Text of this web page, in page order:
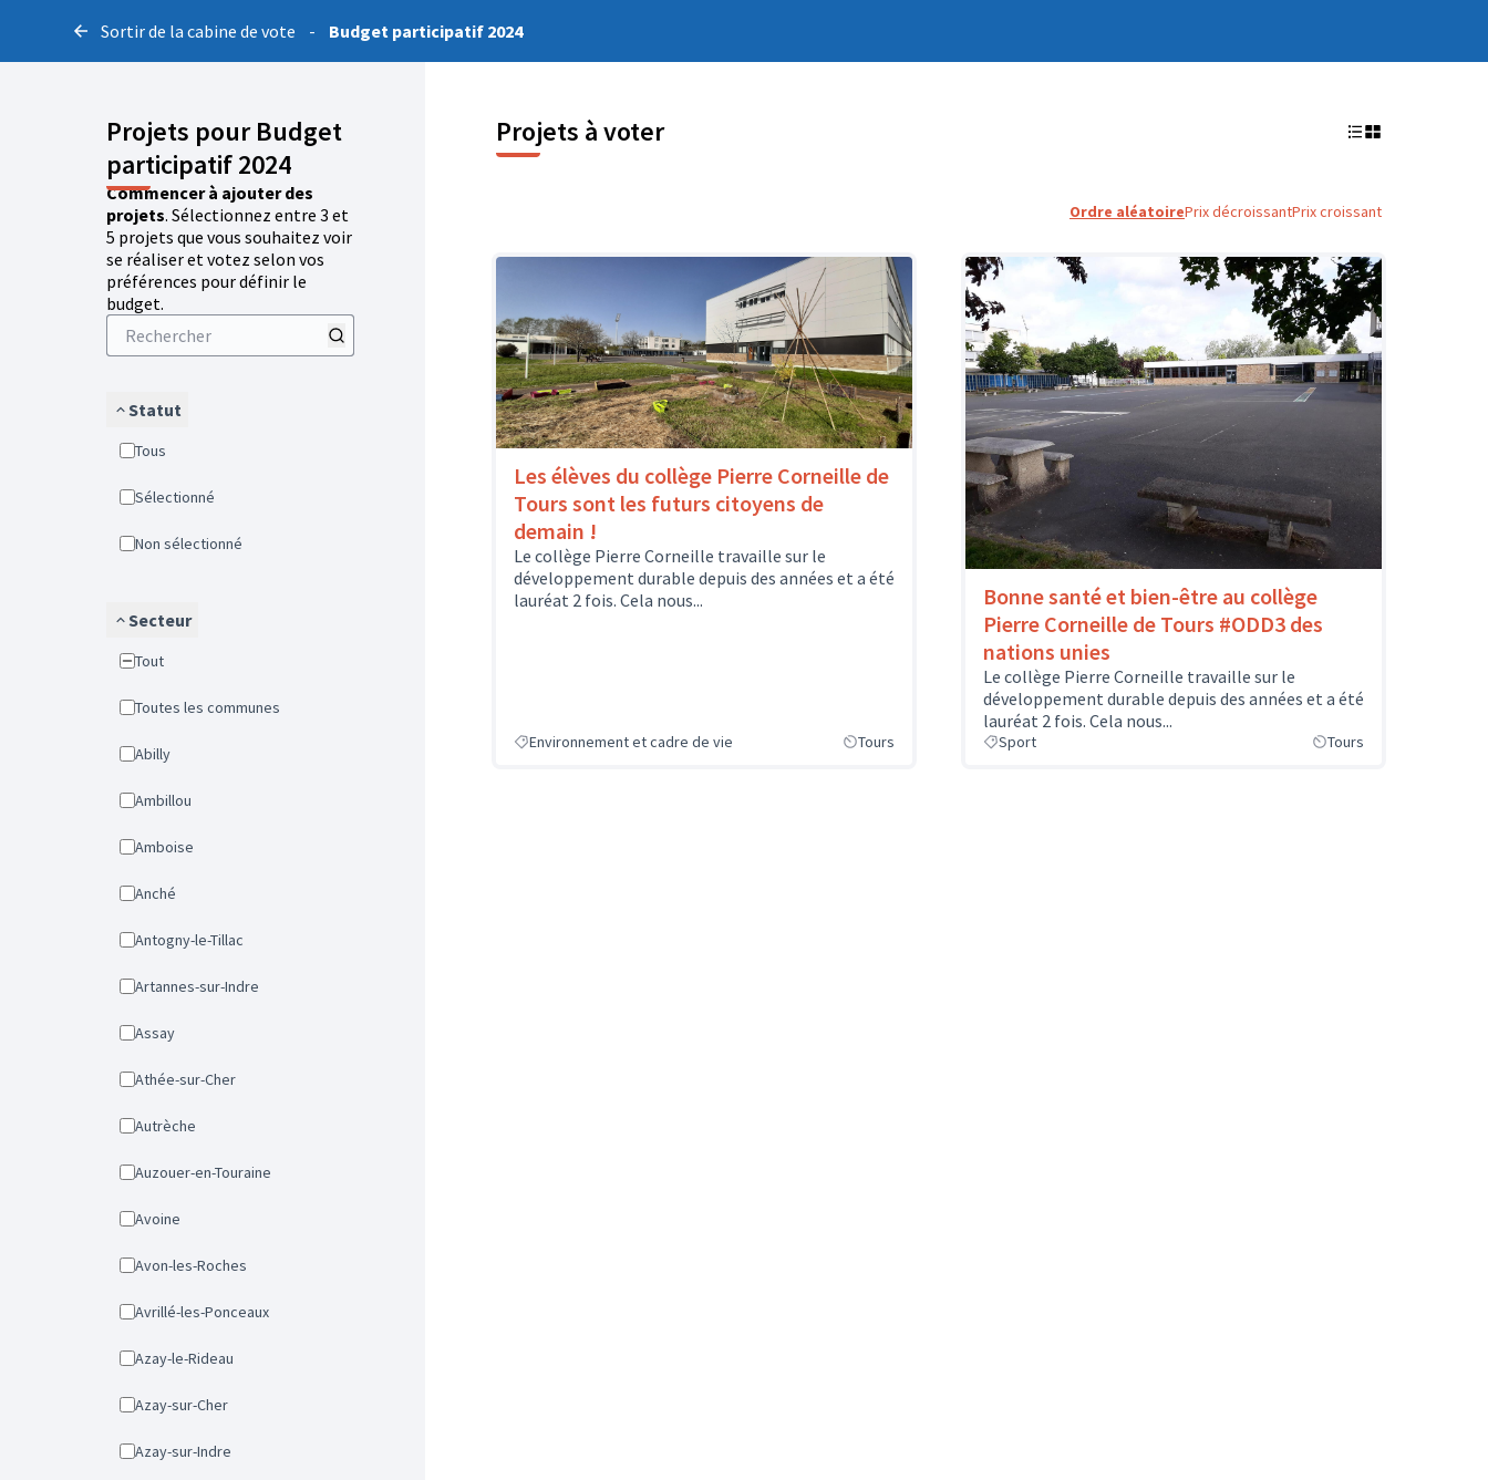
Sortir de la cabine de vote - Budget participatif 2024
Projets pour Budget
participatif 2024
Commencer à ajouter des
projets. Sélectionnez entre 3 et
5 projets que vous souhaitez voir
se réaliser et votez selon vos
préférences pour définir le
budget.
Statut
Tous
Sélectionné
Non sélectionné
Secteur
Tout
Toutes les communes
Abilly
Ambillou
Amboise
Anché
Antogny-le-Tillac
Artannes-sur-Indre
Assay
Athée-sur-Cher
Autrèche
Auzouer-en-Touraine
Avoine
Avon-les-Roches
Avrillé-les-Ponceaux
Azay-le-Rideau
Azay-sur-Cher
Azay-sur-Indre
Projets à voter
Ordre aléatoirePrix décroissantPrix croissant
Les élèves du collège Pierre Corneille de
Tours sont les futurs citoyens de
demain !
Le collège Pierre Corneille travaille sur le
développement durable depuis des années et a été
lauréat 2 fois. Cela nous...
Environnement et cadre de vie Tours
Bonne santé et bien-être au collège
Pierre Corneille de Tours #ODD3 des
nations unies
Le collège Pierre Corneille travaille sur le
développement durable depuis des années et a été
lauréat 2 fois. Cela nous...
Sport Tours